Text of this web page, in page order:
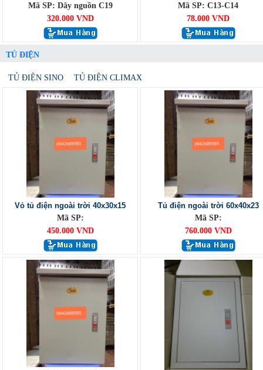
Mã SP: Dây nguồn C19
320.000 VND
Mã SP: C13-C14
78.000 VND
TỦ ĐIỆN
TỦ ĐIỆN SINO TỦ ĐIỆN CLIMAX
Vỏ tủ điện ngoài trời 40x30x15
Mã SP:
450.000 VND
Tủ điện ngoài trời 60x40x23
Mã SP:
760.000 VND